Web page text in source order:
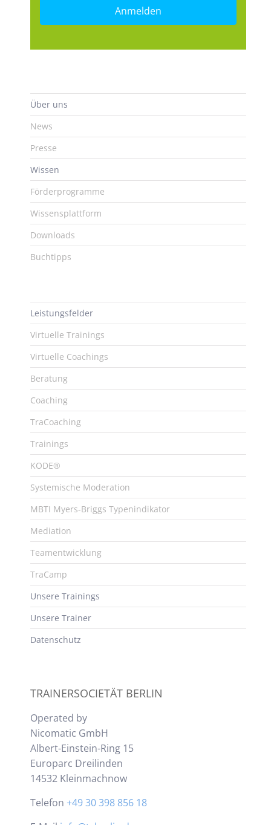
Über uns
News
Presse
Wissen
Förderprogramme
Wissensplattform
Downloads
Buchtipps
Leistungsfelder
Virtuelle Trainings
Virtuelle Coachings
Beratung
Coaching
TraCoaching
Trainings
KODE®
Systemische Moderation
MBTI Myers-Briggs Typenindikator
Mediation
Teamentwicklung
TraCamp
Unsere Trainings
Unsere Trainer
Datenschutz
TRAINERSOCIETÄT BERLIN
Operated by
Nicomatic GmbH
Albert-Einstein-Ring 15
Europarc Dreilinden
14532 Kleinmachnow
Telefon +49 30 398 856 18